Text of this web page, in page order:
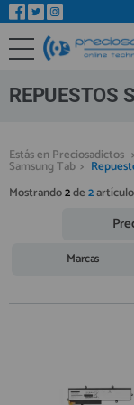
REPUESTOS
REPUESTOS
REPUESTOS
REPUESTOS
REPUESTOS
REPUESTOS
IC CHIP / FPC
Bienvenid@ otra
YA SOY
Regístrate en un
¿ERES
REPUESTOS
Estás en Preciosadictos >
Samsung Tab >
Mostrando2de2
Marcas